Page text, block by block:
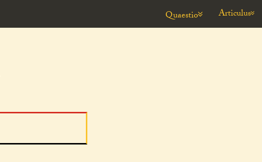
Quaestio Articulus